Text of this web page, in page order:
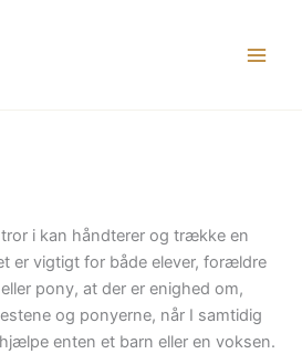
i kan håndterer og trække en
er vigtigt for både elever, forældre
pony, at der er enighed om,
og ponyerne, når I samtidig
enten et barn eller en voksen.